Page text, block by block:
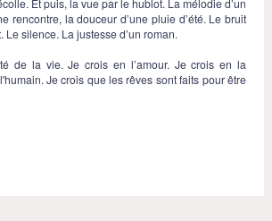
rencontre, la douceur d’une pluie d’été. Le bruit
Le silence. La justesse d’un roman.
de la vie. Je crois en l’amour. Je crois en la
Je crois que les rêves sont faits pour être